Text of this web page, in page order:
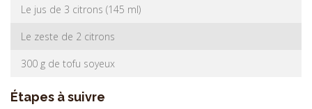
Le jus de 3 citrons (145 ml)
Le zeste de 2 citrons
300 g de tofu soyeux
Étapes à suivre